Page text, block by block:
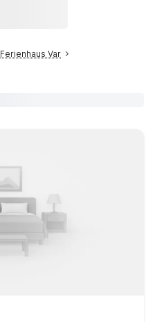
Ferienhaus Var